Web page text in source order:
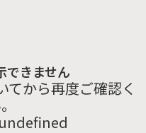
できません
てから再度ご確認く
undefined